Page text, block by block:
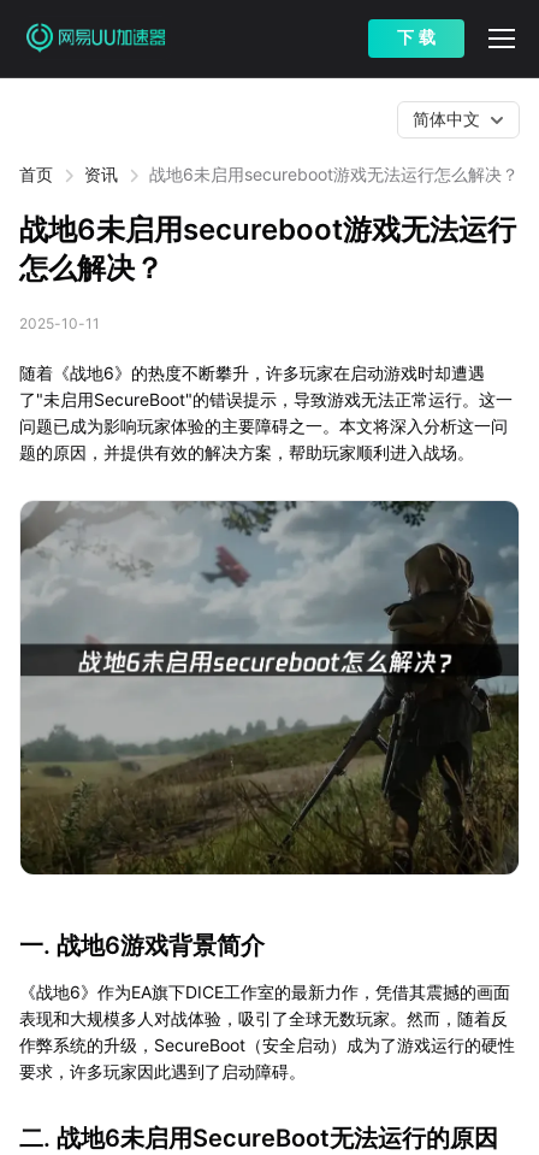
下 载
首页 资讯 战地6未启用secureboot游戏无法运行怎么解决？
简体中文
战地6未启用secureboot游戏无法运行
怎么解决？
2025-10-11
随着《战地6》的热度不断攀升，许多玩家在启动游戏时却遭遇
了"未启用SecureBoot"的错误提示，导致游戏无法正常运行。这一
问题已成为影响玩家体验的主要障碍之一。本文将深入分析这一问
题的原因，并提供有效的解决方案，帮助玩家顺利进入战场。
一. 战地6游戏背景简介
《战地6》作为EA旗下DICE工作室的最新力作，凭借其震撼的画面
表现和大规模多人对战体验，吸引了全球无数玩家。然而，随着反
作弊系统的升级，SecureBoot（安全启动）成为了游戏运行的硬性
要求，许多玩家因此遇到了启动障碍。
二. 战地6未启用SecureBoot无法运行的原因